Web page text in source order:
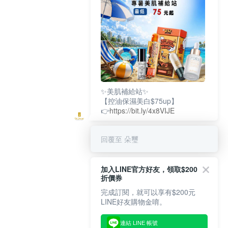
✨美肌補給站✨
【控油保濕美白$75up】
👉https://bit.ly/4x8VIJE
回覆至 朵璽
加入LINE官方好友，領取$200
折價券
完成訂閱，就可以享有$200元
LINE好友購物金唷。
連結 LINE 帳號